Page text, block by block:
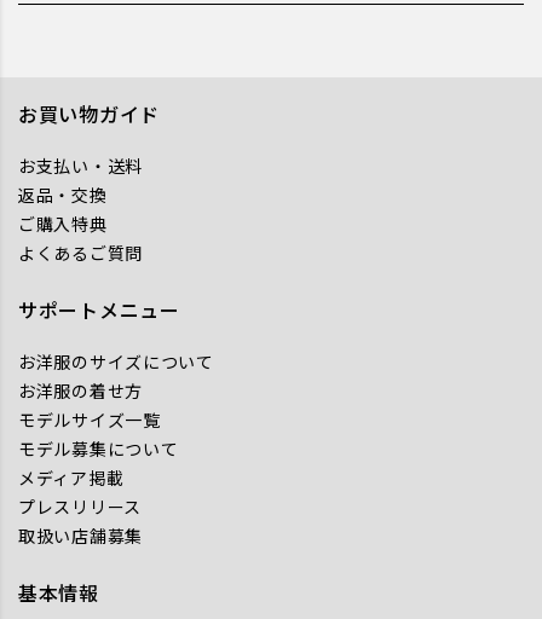
お買い物ガイド
お支払い・送料
返品・交換
ご購入特典
よくあるご質問
サポートメニュー
お洋服のサイズについて
お洋服の着せ方
モデルサイズ一覧
モデル募集について
メディア掲載
プレスリリース
取扱い店舗募集
基本情報